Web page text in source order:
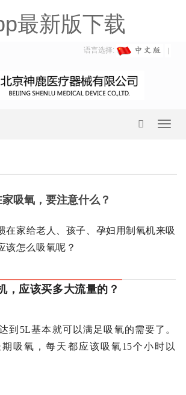
最新版下载
语言选择:
家吸氧，要注意什么？
在家给老人、孩子、孕妇用制氧机来吸
该怎么吸氧呢？
，应该买多大流量的？
到5L基本就可以满足吸氧的需要了。
吸氧，每天都应该吸氧15个小时以